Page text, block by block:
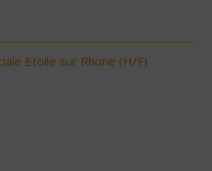
Etoile sur Rhone (H/F)